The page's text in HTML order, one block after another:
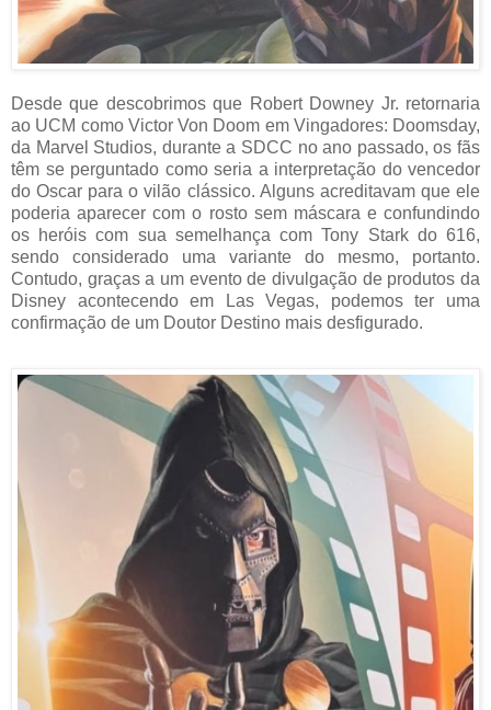
Desde que descobrimos que Robert Downey Jr. retornaria
ao UCM como Victor Von Doom em Vingadores: Doomsday,
da Marvel Studios, durante a SDCC no ano passado, os fãs
têm se perguntado como seria a interpretação do vencedor
do Oscar para o vilão clássico. Alguns acreditavam que ele
poderia aparecer com o rosto sem máscara e confundindo
os heróis com sua semelhança com Tony Stark do 616,
sendo considerado uma variante do mesmo, portanto.
Contudo, graças a um evento de divulgação de produtos da
Disney acontecendo em Las Vegas, podemos ter uma
confirmação de um Doutor Destino mais desfigurado.